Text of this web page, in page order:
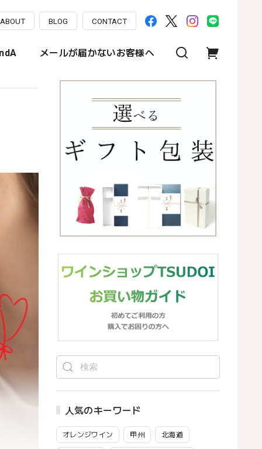
ABOUT BLOG CONTACT
メールが届かないお客様へ
人気のキーワード
オレンジワイン 甲州 北海道